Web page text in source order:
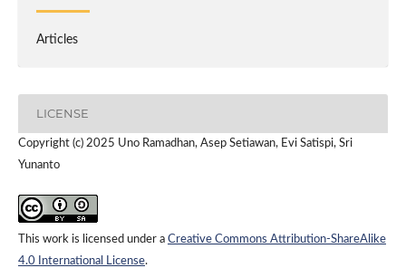
Articles
LICENSE
Copyright (c) 2025 Uno Ramadhan, Asep Setiawan, Evi Satispi, Sri
Yunanto
This work is licensed under a Creative Commons Attribution-ShareAlike
4.0 International License.